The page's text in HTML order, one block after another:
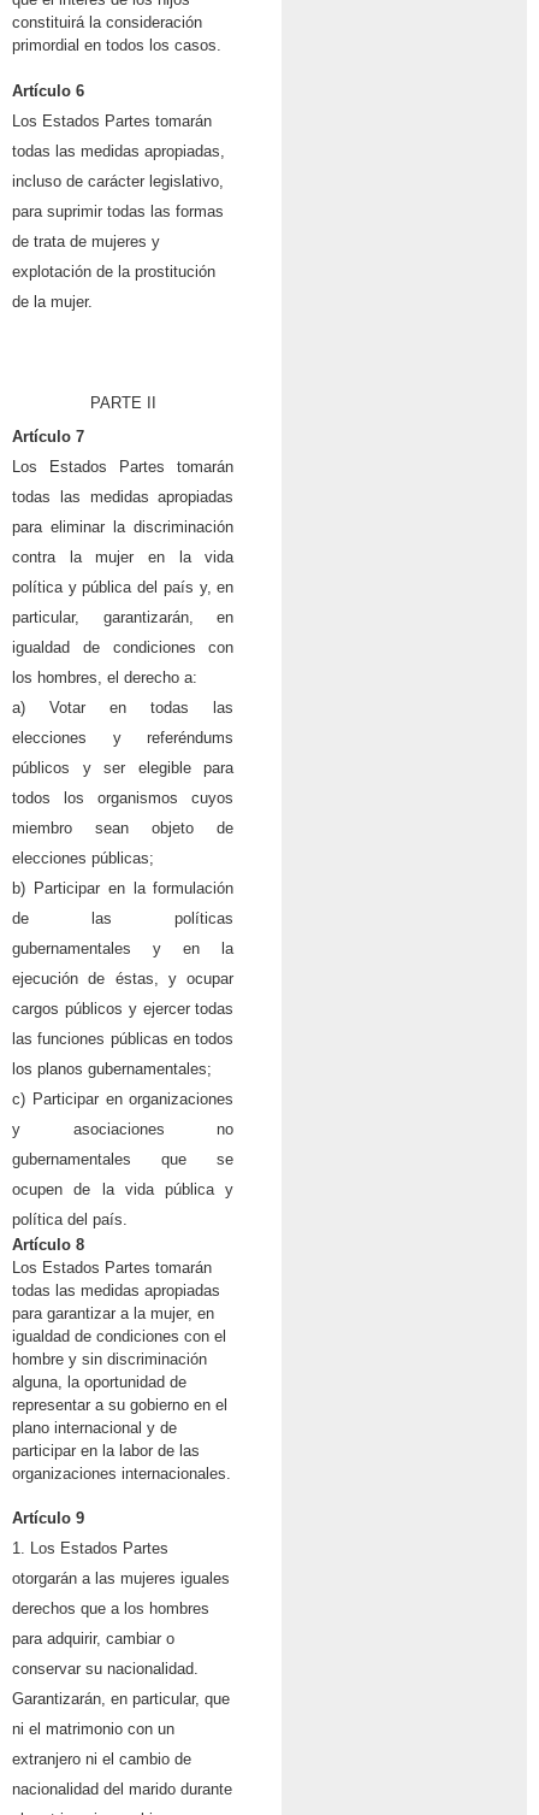
constituirá la consideración
primordial en todos los casos.
Artículo 6
Los Estados Partes tomarán
todas las medidas apropiadas,
incluso de carácter legislativo,
para suprimir todas las formas
de trata de mujeres y
explotación de la prostitución
de la mujer.
PARTE II
Artículo 7
Los Estados Partes tomarán
todas las medidas apropiadas
para eliminar la discriminación
contra la mujer en la vida
política y pública del país y, en
particular, garantizarán, en
igualdad de condiciones con
los hombres, el derecho a:
a) Votar en todas las
elecciones y referéndums
públicos y ser elegible para
todos los organismos cuyos
miembro sean objeto de
elecciones públicas;
b) Participar en la formulación
de las políticas
gubernamentales y en la
ejecución de éstas, y ocupar
cargos públicos y ejercer todas
las funciones públicas en todos
los planos gubernamentales;
c) Participar en organizaciones
y asociaciones no
gubernamentales que se
ocupen de la vida pública y
política del país.
Artículo 8
Los Estados Partes tomarán
todas las medidas apropiadas
para garantizar a la mujer, en
igualdad de condiciones con el
hombre y sin discriminación
alguna, la oportunidad de
representar a su gobierno en el
plano internacional y de
participar en la labor de las
organizaciones internacionales.
Artículo 9
1. Los Estados Partes
otorgarán a las mujeres iguales
derechos que a los hombres
para adquirir, cambiar o
conservar su nacionalidad.
Garantizarán, en particular, que
ni el matrimonio con un
extranjero ni el cambio de
nacionalidad del marido durante